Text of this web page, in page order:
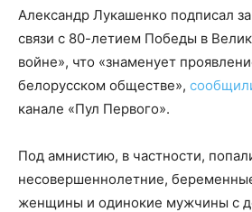
Александр Лукашенко подписал
связи с 80-летием Победы в
войне», что «знаменует
белорусском обществе»,
канале «Пул Первого».
Под амнистию, в частности,
несовершеннолетние,
женщины и одинокие мужчины с